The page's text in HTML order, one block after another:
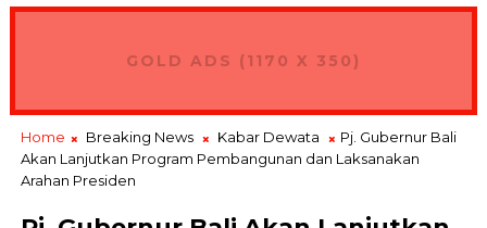
GOLD ADS (1170 X 350)
Home Breaking News Kabar Dewata
Pj. Gubernur Bali
Akan Lanjutkan Program Pembangunan dan Laksanakan
Arahan Presiden